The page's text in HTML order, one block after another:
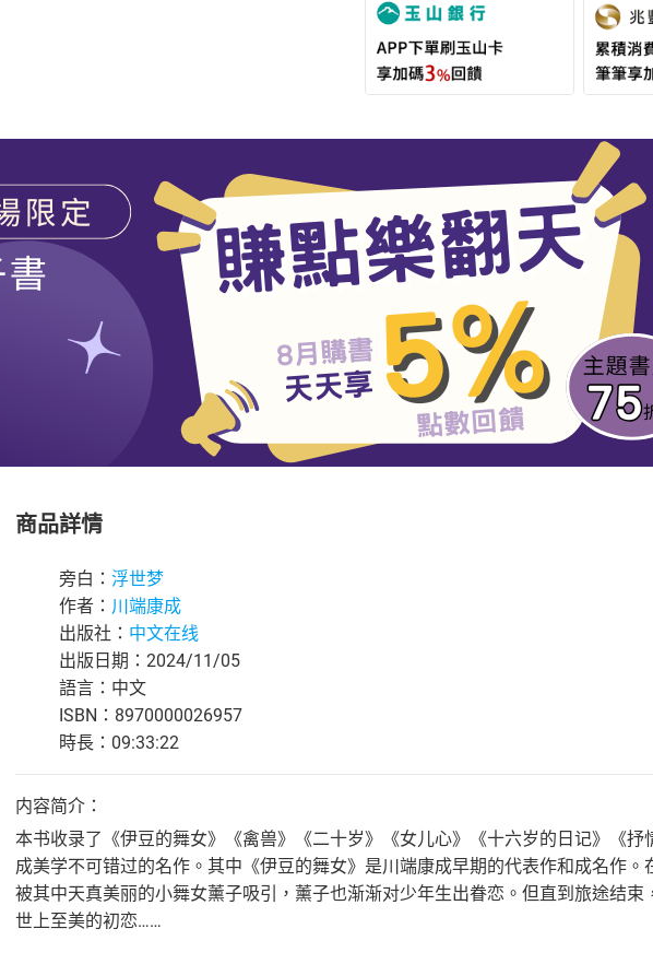
商品詳情
旁白： 浮世梦
作者： 川端康成
出版社： 中文在线
出版日期：2024/11/05
語言：中文
ISBN：8970000026957
時長：09:33:22
内容简介：
本书收录了《伊豆的舞女》《禽兽》《二十岁》《女儿心》《十六岁的日记》《
成美学不可错过的名作。其中《伊豆的舞女》是川端康成早期的代表作和成名作
被其中天真美丽的小舞女薰子吸引，薰子也渐渐对少年生出眷恋。但直到旅途结
世上至美的初恋……